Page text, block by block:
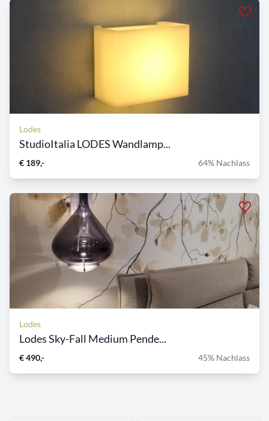
Lodes
StudioItalia LODES Wandlamp...
€ 189,- 64% Nachlass
Lodes
Lodes Sky-Fall Medium Pende...
€ 490,- 45% Nachlass